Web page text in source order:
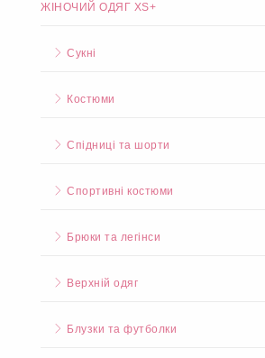
ЖІНОЧИЙ ОДЯГ XS+
Сукні
Костюми
Спідниці та шорти
Спортивні костюми
Брюки та легінси
Верхній одяг
Блузки та футболки